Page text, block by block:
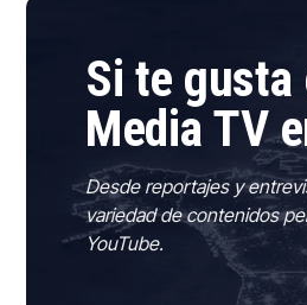
Si te
Media TV
Desde reportajes y
variedad de contenidos
YouTube.